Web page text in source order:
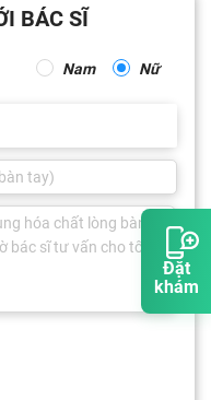
Đặt
khám
BÁC SĨ
Nam Nữ